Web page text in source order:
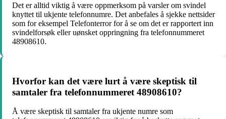
Det er alltid viktig å være oppmerksom på varsler om svindel
knyttet til ukjente telefonnumre. Det anbefales å sjekke nettsider
som for eksempel Telefonterror for å se om det er rapportert inn
svindelforsøk eller uønsket oppringning fra telefonnummeret
48908610.
Hvorfor kan det være lurt å være skeptisk til
samtaler fra telefonnummeret 48908610?
Å være skeptisk til samtaler fra ukjente numre som